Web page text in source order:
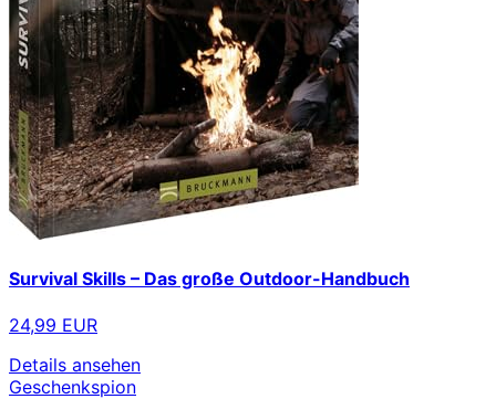
Survival Skills – Das große Outdoor-Handbuch
24,99 EUR
Details ansehen
Geschenkspion